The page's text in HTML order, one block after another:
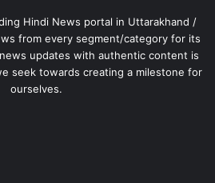
Hindi News portal in Uttarakhand /
from every segment/category for its
updates with authentic content is
seek towards creating a milestone for
ourselves.